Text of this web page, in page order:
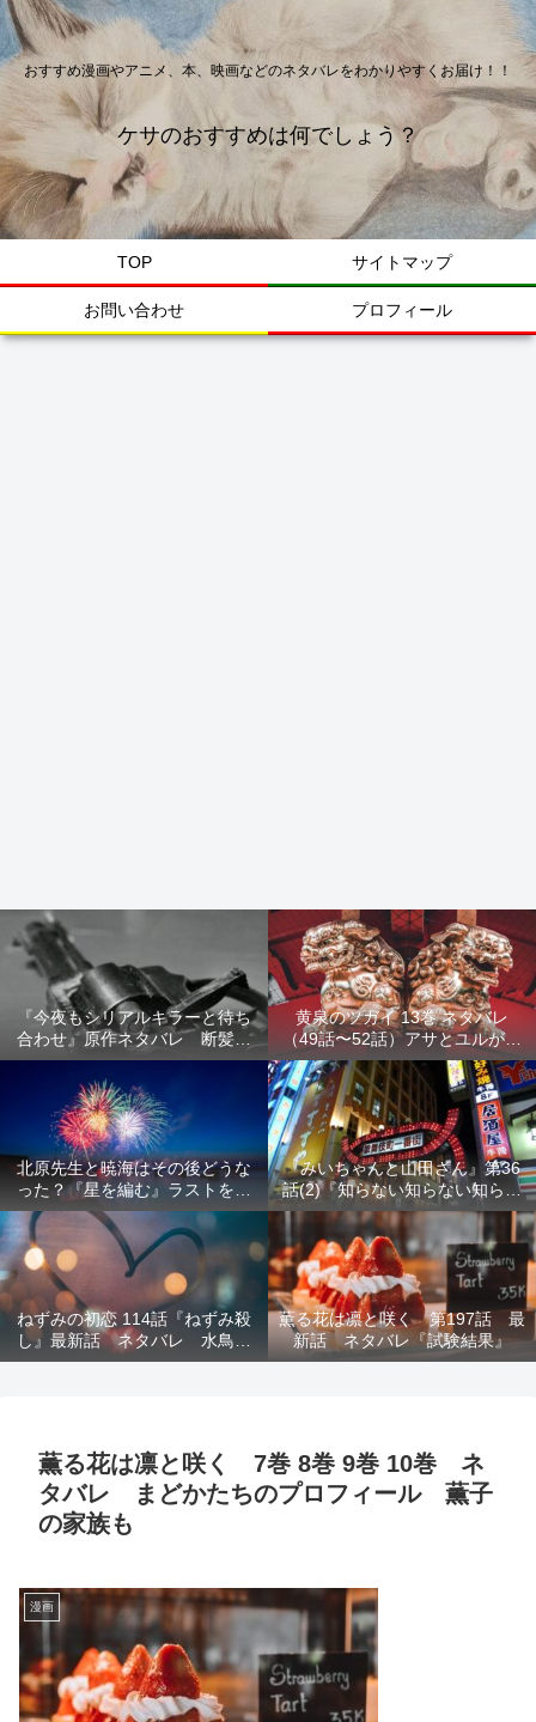
おすすめ漫画やアニメ、本、映画などのネタバレをわかりやすくお届け！！
ケサのおすすめは何でしょう？
TOP サイトマップ
お問い合わせ プロフィール
『今夜もシリアルキラーと待ち
合わせ』原作ネタバレ 断髪オ
ブジェ殺人事件 犯人の正体や
結末を解説
黄泉のツガイ 13巻 ネタバレ
（49話〜52話）アサとユルが家
出！西ノ村の真実とヒカルの決
意を解説
北原先生と暁海はその後どうな
った？『星を編む』ラストをネ
タバレ解説
『みいちゃんと山田さん』第36
話(2)『知らない知らない知らな
い』最新話 ネタバレ 犯人確
定 次回最終回
ねずみの初恋 114話『ねずみ殺
し』最新話 ネタバレ 水鳥死
亡 鯆を殺すか
薫る花は凛と咲く 第197話 最
新話 ネタバレ『試験結果』
薫る花は凛と咲く 7巻 8巻 9巻 10巻 ネ
タバレ まどかたちのプロフィール 薫子
の家族も
漫画